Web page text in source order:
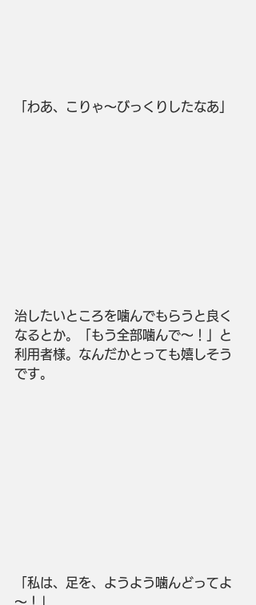
「わあ、こりゃ～びっくりしたなあ」
治したいところを噛んでもらうと良く
なるとか。「もう全部噛んで～！」と
利用者様。なんだかとっても嬉しそう
です。
「私は、足を、ようよう噛んどってよ
～！」